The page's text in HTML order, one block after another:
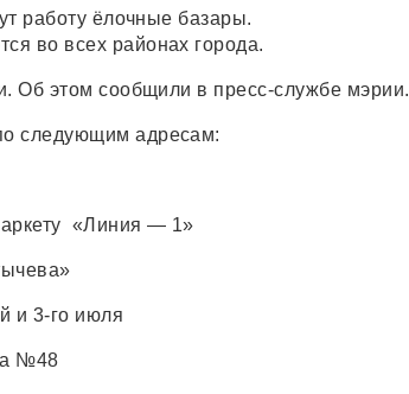
работу ёлочные базары.
во всех районах города.
Об этом сообщили в пресс-службе мэрии.
следующим адресам:
«Линия — 1»
и 3-го июля
№48